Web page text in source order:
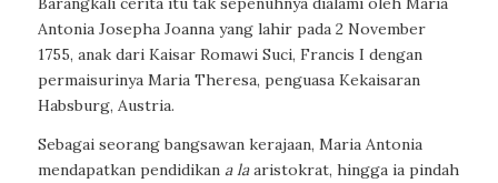
Antonia Josepha Joanna yang lahir pada 2 November
1755, anak dari Kaisar Romawi Suci, Francis I dengan
permaisurinya Maria Theresa, penguasa Kekaisaran
Habsburg, Austria.
Sebagai seorang bangsawan kerajaan, Maria Antonia
mendapatkan pendidikan a laaristokrat, hingga ia pindah